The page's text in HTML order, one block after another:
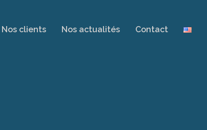
Nos clients Nos actualités Contact